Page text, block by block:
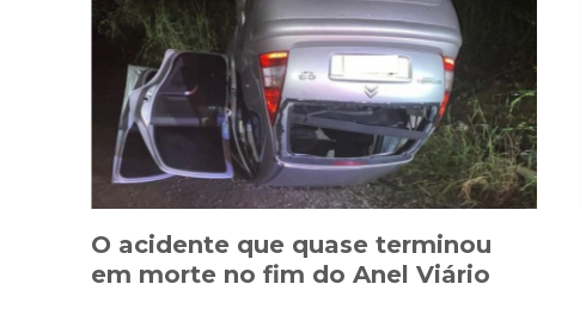
O acidente que quase terminou
em morte no fim do Anel Viário